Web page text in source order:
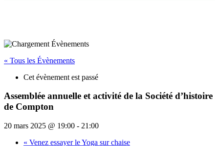
« Tous les Évènements
Cet évènement est passé
Assemblée annuelle et activité de la Société d’histoire
de Compton
20 mars 2025 @ 19:00 - 21:00
« Venez essayer le Yoga sur chaise